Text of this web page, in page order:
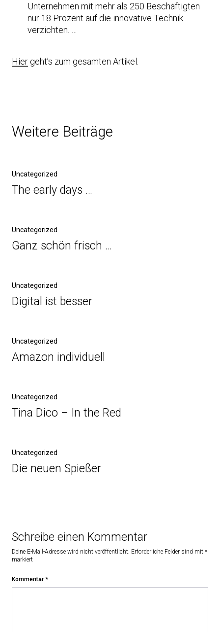
Unternehmen mit mehr als 250 Beschäftigten
nur 18 Prozent auf die innovative Technik
verzichten. …
Hier geht’s zum gesamten Artikel.
Weitere Beiträge
Uncategorized
The early days …
Uncategorized
Ganz schön frisch …
Uncategorized
Digital ist besser
Uncategorized
Amazon individuell
Uncategorized
Tina Dico – In the Red
Uncategorized
Die neuen Spießer
Schreibe einen Kommentar
Deine E-Mail-Adresse wird nicht veröffentlicht. Erforderliche Felder sind mit *
markiert
Kommentar *